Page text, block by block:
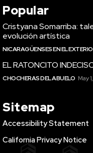
Popular
Cristyana Somarriba:
evolución artística
NICARAGÜENSES EN EL
EL RATONCITO
CHOCHERAS DEL ABUELO May
Sitemap
Accessibility Statement
California Privacy Notice